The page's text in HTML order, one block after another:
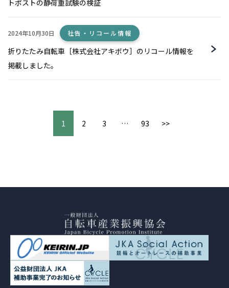
トポストの静荷重試験の検証
2024年10月30日 社告・リコール情報
折りたたみ自転車［株式会社アキボウ］のリコール情報を
掲載しました。
1 2 3 … 93 >>